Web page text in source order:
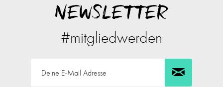
NEWSLETTER
#mitgliedwerden